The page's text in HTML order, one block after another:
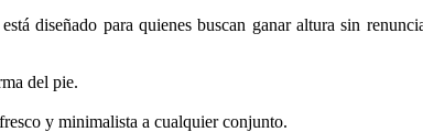
diseñado para quienes buscan ganar altura sin
del pie.
y minimalista a cualquier conjunto.